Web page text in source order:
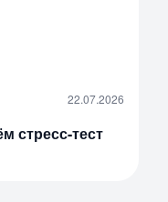
22.07.2026
стресс-тест